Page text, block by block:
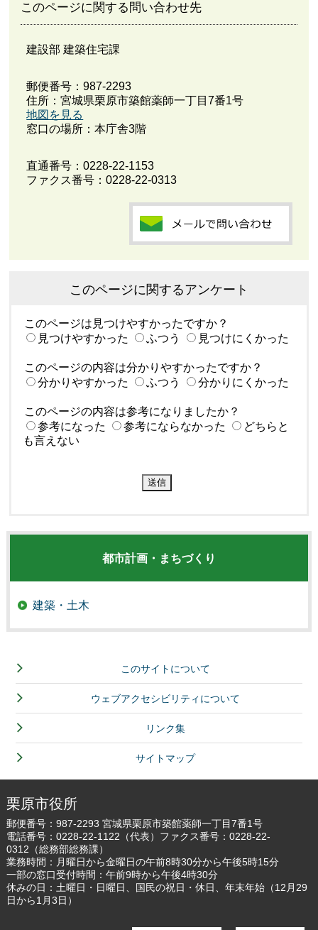
このページに関する問い合わせ先
建設部 建築住宅課
郵便番号：987-2293
住所：宮城県栗原市築館薬師一丁目7番1号
地図を見る
窓口の場所：本庁舎3階
直通番号：0228-22-1153
ファクス番号：0228-22-0313
このページに関するアンケート
このページは見つけやすかったですか？
見つけやすかった
ふつう 見つけにくかった
このページの内容は分かりやすかったですか？
分かりやすかった
ふつう 分かりにくかった
このページの内容は参考になりましたか？
参考になった
参考にならなかった
どちらと
も言えない
都市計画・まちづくり
建築・土木
このサイトについて
ウェブアクセシビリティについて
リンク集
サイトマップ
栗原市役所
郵便番号：987-2293 宮城県栗原市築館薬師一丁目7番1号
電話番号： 0228-22-1122 （代表）ファクス番号：0228-22-
0312（総務部総務課）
業務時間：月曜日から金曜日の午前8時30分から午後5時15分
一部の窓口受付時間：午前9時から午後4時30分
休みの日：土曜日・日曜日、国民の祝日・休日、年末年始（12月29
日から1月3日）